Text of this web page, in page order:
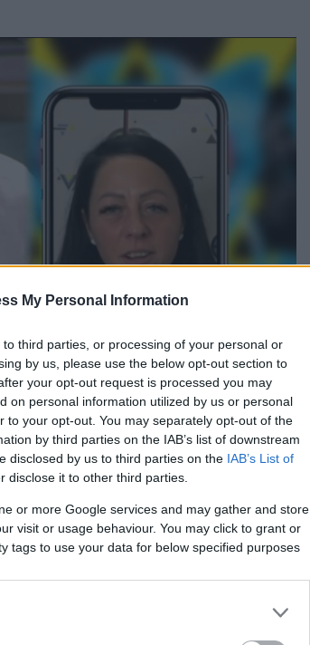
My Personal Information
third parties, or processing of your personal or
by us, please use the below opt-out section to
your opt-out request is processed you may
on personal information utilized by us or personal
to your opt-out. You may separately opt-out of the
by third parties on the IAB’s list of downstream
disclosed by us to third parties on the IAB’s List of
disclose it to other third parties.
or more Google services and may gather and store
visit or usage behaviour. You may click to grant or
tags to use your data for below specified purposes